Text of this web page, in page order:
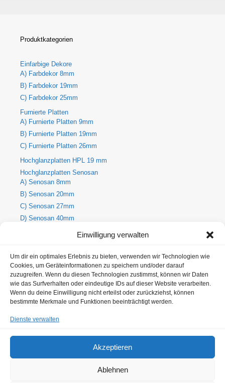
Einwilligung verwalten
Um dir ein optimales Erlebnis zu bieten, verwenden wir Technologien wie
Cookies, um Geräteinformationen zu speichern und/oder darauf
zuzugreifen. Wenn du diesen Technologien zustimmst, können wir Daten
wie das Surfverhalten oder eindeutige IDs auf dieser Website verarbeiten.
Wenn du deine Einwilligung nicht erteilst oder zurückziehst, können
bestimmte Merkmale und Funktionen beeinträchtigt werden.
Dienste verwalten
Akzeptieren
Ablehnen
Produktkategorien
Einfarbige Dekore
A) Farbdekor 8mm
B) Farbdekor 19mm
C) Farbdekor 25mm
Furnierte Platten
A) Furnierte Platten 9mm
B) Furnierte Platten 19mm
C) Furnierte Platten 26mm
Hochglanzplatten HPL 19 mm
Hochglanzplatten Senosan
A) Senosan 8mm
B) Senosan 20mm
C) Senosan 27mm
D) Senosan 40mm
A) Holz-Dekorplatte 8mm
B) Holz-Dekorplatte 19mm
C) Holz-Dekorplatte 25mm
Metallic Hochglanzplatten Senosan
A) Metallic Senosan 8mm
D) Metallic Senosan 40mm
E) Metallic Senosan 50 mm